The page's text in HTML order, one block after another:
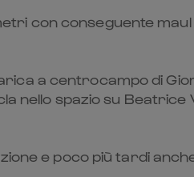
con conseguente
a centrocampo di
nello spazio su
e poco più tardi